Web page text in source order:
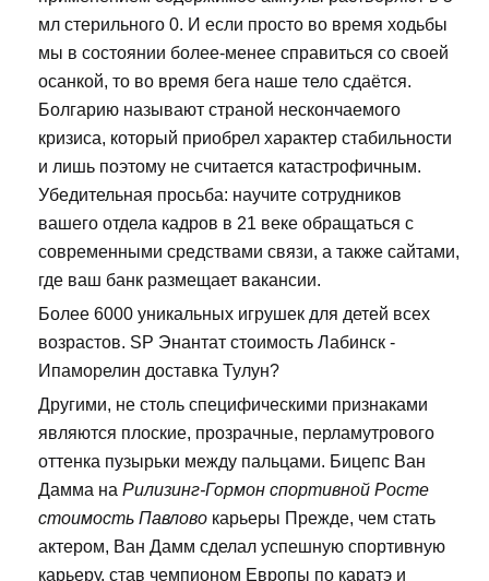
мл стерильного 0. И если просто во время ходьбы
мы в состоянии более-менее справиться со своей
осанкой, то во время бега наше тело сдаётся.
Болгарию называют страной нескончаемого
кризиса, который приобрел характер стабильности
и лишь поэтому не считается катастрофичным.
Убедительная просьба: научите сотрудников
вашего отдела кадров в 21 веке обращаться с
современными средствами связи, а также сайтами,
где ваш банк размещает вакансии.
Более 6000 уникальных игрушек для детей всех
возрастов. SP Энантат стоимость Лабинск -
Ипаморелин доставка Тулун?
Другими, не столь специфическими признаками
являются плоские, прозрачные, перламутрового
оттенка пузырьки между пальцами. Бицепс Ван
Дамма на Рилизинг-Гормон спортивной Росте
стоимость Павлово карьеры Прежде, чем стать
актером, Ван Дамм сделал успешную спортивную
карьеру, став чемпионом Европы по каратэ и